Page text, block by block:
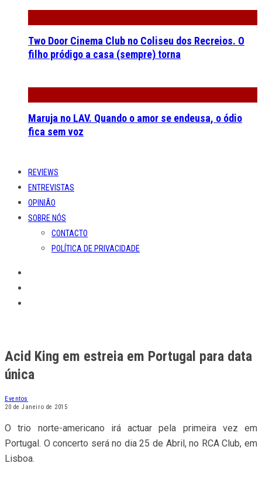
Two Door Cinema Club no Coliseu dos Recreios. O
filho pródigo a casa (sempre) torna
Maruja no LAV. Quando o amor se endeusa, o ódio
fica sem voz
REVIEWS
ENTREVISTAS
OPINIÃO
SOBRE NÓS
CONTACTO
POLÍTICA DE PRIVACIDADE
Acid King em estreia em Portugal para data
única
Eventos
20 de Janeiro de 2015
O trio norte-americano irá actuar pela primeira vez em
Portugal. O concerto será no dia 25 de Abril, no RCA Club, em
Lisboa.